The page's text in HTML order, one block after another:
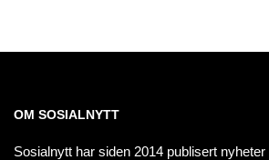
OM SOSIALNYTT
Sosialnytt har siden 2014 publisert